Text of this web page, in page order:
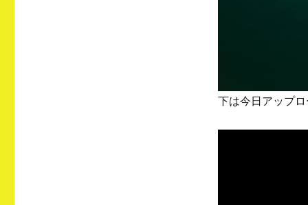
下は今日アップロ